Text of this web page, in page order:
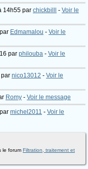
14h55 par chickbilll - Voir le
Edmamalou - Voir le
par philouba - Voir le
nico13012 - Voir le
Romy - Voir le message
michel2011 - Voir le
le forum Filtration, traitement et